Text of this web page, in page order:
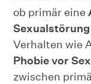
ob primär eine
Sexualstörung
Verhalten wie
Phobie vor
zwischen